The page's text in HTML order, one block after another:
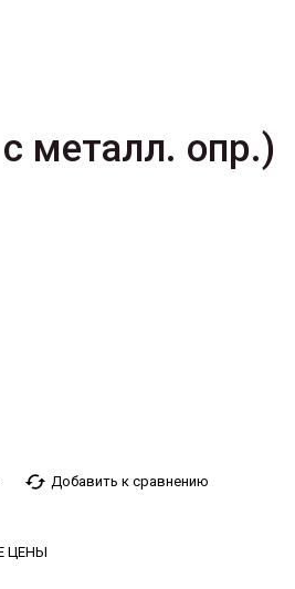
металл. опр.)
cached Добавить к сравнению
ЦЕНЫ